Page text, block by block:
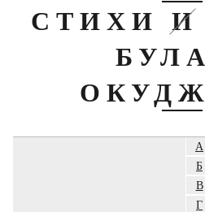
СТИХИ
А
Б
В
Г